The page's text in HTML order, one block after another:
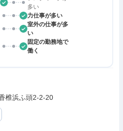
多い
力仕事が多い
室外の仕事が多
い
固定の勤務地で
働く
椎浜ふ頭2-2-20